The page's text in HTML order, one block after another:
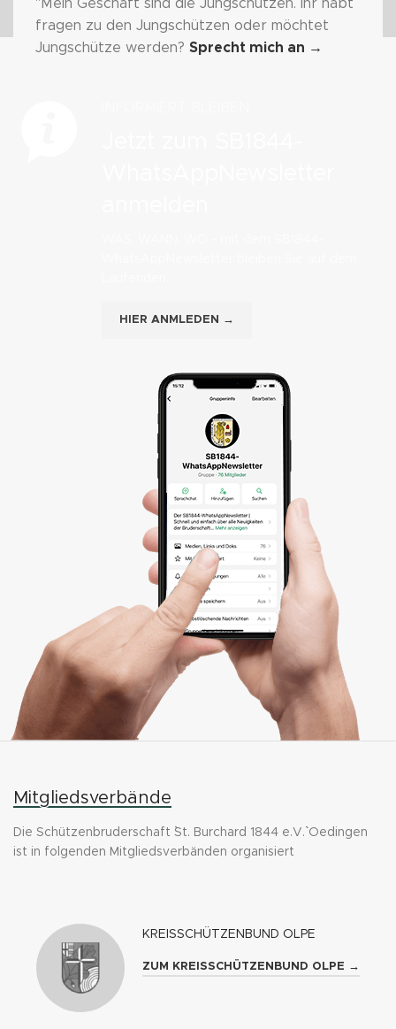
"Mein Geschäft sind die Jungschützen. Ihr habt
fragen zu den Jungschützen oder möchtet
Jungschütze werden? Sprecht mich an →
HIER ANMLEDEN →
Mitgliedsverbände
Die Schützenbruderschaft ``St. Burchard 1844 e.V.`` Oedingen
ist in folgenden Mitgliedsverbänden organisiert
KREISSCHÜTZENBUND OLPE
ZUM KREISSCHÜTZENBUND OLPE →